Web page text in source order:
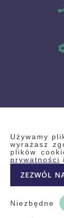
Używamy
wyrażasz
plików
prywatności i
ZEZWÓL
Niezbędne